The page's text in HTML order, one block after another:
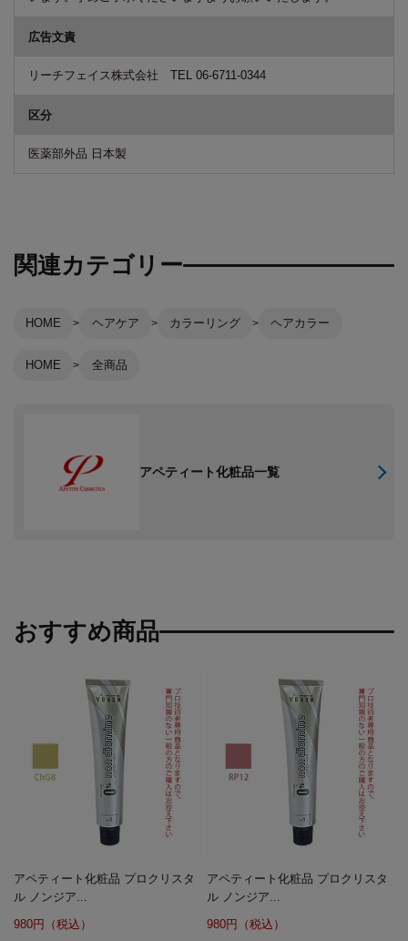
広告文責
リーチフェイス株式会社 TEL 06-6711-0344
区分
医薬部外品 日本製
関連カテゴリー
HOME ヘアケア カラーリング ヘアカラー
HOME 全商品
アペティート化粧品一覧
おすすめ商品
アペティート化粧品 プロクリスタ
ル ノンジア...
980円（税込）
アペティート化粧品 プロクリスタ
ル ノンジア...
980円（税込）